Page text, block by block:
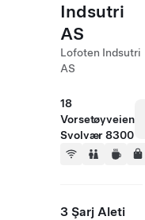
Indsutri
AS
Lofoten Indsutri
AS
18
Vorsetøyveien
Svolvær 8300
3 Şarj Aleti